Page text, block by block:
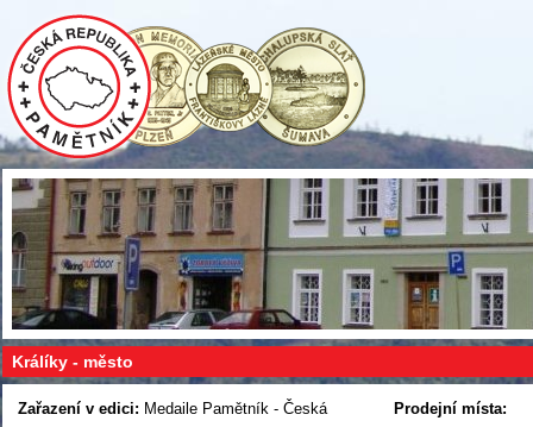
Králíky - město
Zařazení v edici: Medaile Pamětník - Česká
Prodejní místa: